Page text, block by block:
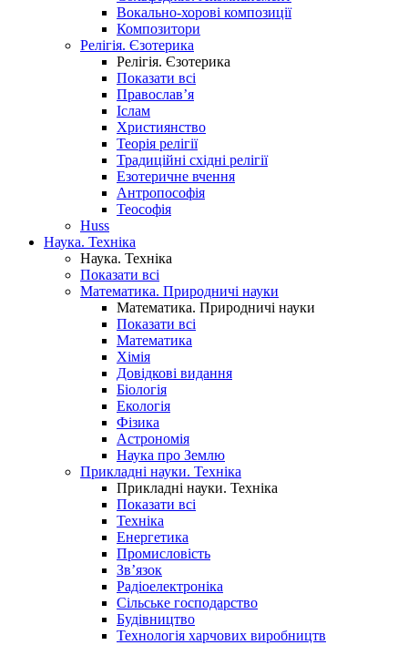
Вокально-хорові композиції
Композитори
Релігія. Єзотерика
Релігія. Єзотерика
Показати всі
Православ’я
Іслам
Християнство
Теорія релігії
Традиційні східні релігії
Езотеричне вчення
Антропософія
Теософія
Huss
Наука. Техніка
Наука. Техніка
Показати всі
Математика. Природничі науки
Математика. Природничі науки
Показати всі
Математика
Хімія
Довідкові видання
Біологія
Екологія
Фізика
Астрономія
Наука про Землю
Прикладні науки. Техніка
Прикладні науки. Техніка
Показати всі
Техніка
Енергетика
Промисловість
Зв’язок
Радіоелектроніка
Сільське господарство
Будівництво
Технологія харчових виробництв